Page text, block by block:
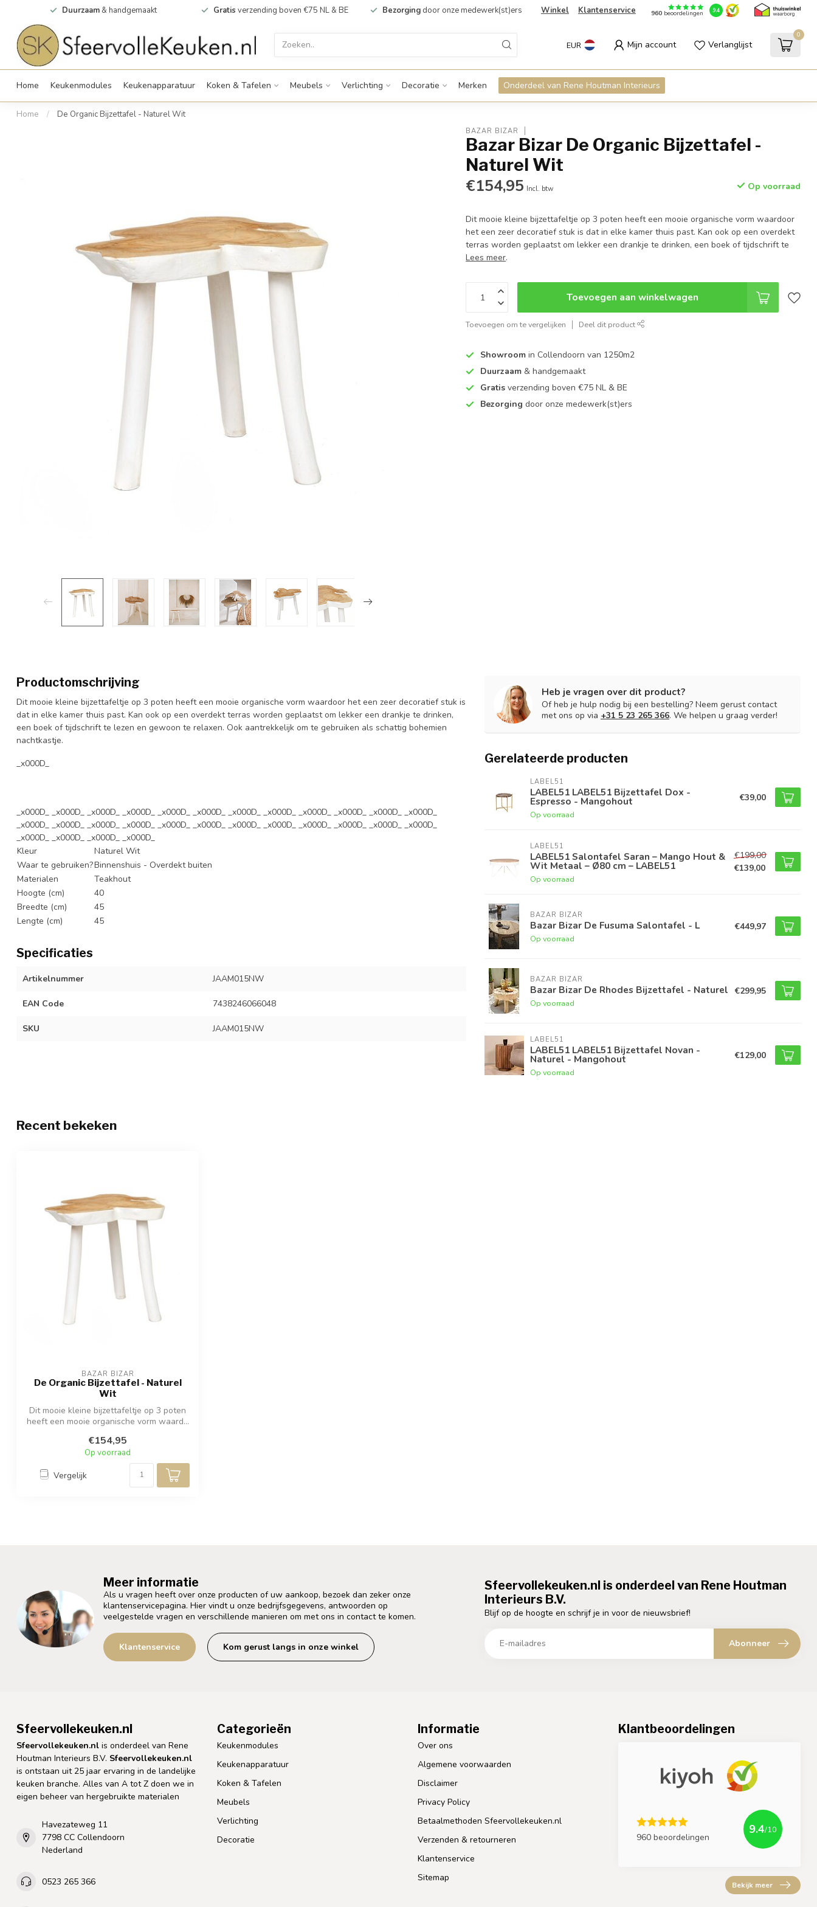
Duurzaam & handgemaakt Gratis verzending boven €75 NL & BE Bezorging door onze medewerk(st)ers Winkel Klantenservice 960beoordelingen 9.4
EUR Mijn account Verlanglijst
0
Home Keukenmodules Keukenapparatuur Koken & Tafelen Meubels Verlichting Decoratie Merken Onderdeel van Rene Houtman Interieurs
Home / De Organic Bijzettafel - Naturel Wit
BAZAR BIZAR
Bazar Bizar De Organic Bijzettafel -
Naturel Wit
€154,95 Incl. btw Op voorraad
Dit mooie kleine bijzettafeltje op 3 poten heeft een mooie organische vorm waardoor
het een zeer decoratief stuk is dat in elke kamer thuis past. Kan ook op een overdekt
terras worden geplaatst om lekker een drankje te drinken, een boek of tijdschrift te
Lees meer.
Toevoegen aan winkelwagen
Toevoegen om te vergelijken Deel dit product
Showroom in Collendoorn van 1250m2
Duurzaam & handgemaakt
Gratis verzending boven €75 NL & BE
Bezorging door onze medewerk(st)ers
Productomschrijving
Dit mooie kleine bijzettafeltje op 3 poten heeft een mooie organische vorm waardoor het een zeer decoratief stuk is
dat in elke kamer thuis past. Kan ook op een overdekt terras worden geplaatst om lekker een drankje te drinken,
een boek of tijdschrift te lezen en gewoon te relaxen. Ook aantrekkelijk om te gebruiken als schattig bohemien
nachtkastje.
_x000D_
_x000D_ _x000D_ _x000D_ _x000D_ _x000D_ _x000D_ _x000D_ _x000D_ _x000D_ _x000D_ _x000D_ _x000D_
_x000D_ _x000D_ _x000D_ _x000D_ _x000D_ _x000D_ _x000D_ _x000D_ _x000D_ _x000D_ _x000D_ _x000D_
_x000D_ _x000D_ _x000D_ _x000D_
Kleur
Naturel Wit
Waar te gebruiken?Binnenshuis - Overdekt buiten
Materialen
Teakhout
Hoogte (cm)
40
Breedte (cm)
45
Lengte (cm)
45
Specificaties
Artikelnummer JAAM015NW
EAN Code 7438246066048
SKU JAAM015NW
Heb je vragen over dit product?
Of heb je hulp nodig bij een bestelling? Neem gerust contact
met ons op via +31 5 23 265 366. We helpen u graag verder!
Gerelateerde producten
LABEL51
LABEL51 LABEL51 Bijzettafel Dox -
Espresso - Mangohout
Op voorraad
€39,00
LABEL51
LABEL51 Salontafel Saran – Mango Hout &
Wit Metaal – Ø80 cm – LABEL51
Op voorraad
€199,00
€139,00
BAZAR BIZAR
Bazar Bizar De Fusuma Salontafel - L
Op voorraad
€449,97
BAZAR BIZAR
Bazar Bizar De Rhodes Bijzettafel - Naturel
Op voorraad
€299,95
LABEL51
LABEL51 LABEL51 Bijzettafel Novan -
Naturel - Mangohout
Op voorraad
€129,00
Recent bekeken
BAZAR BIZAR
De Organic Bijzettafel - Naturel
Wit
Dit mooie kleine bijzettafeltje op 3 poten
heeft een mooie organische vorm waard...
€154,95
Op voorraad
Vergelijk
Meer informatie
Als u vragen heeft over onze producten of uw aankoop, bezoek dan zeker onze
klantenservicepagina. Hier vindt u onze bedrijfsgegevens, antwoorden op
veelgestelde vragen en verschillende manieren om met ons in contact te komen.
Klantenservice Kom gerust langs in onze winkel
Sfeervollekeuken.nl is onderdeel van Rene Houtman
Interieurs B.V.
Blijf op de hoogte en schrijf je in voor de nieuwsbrief!
Abonneer
Sfeervollekeuken.nl
Sfeervollekeuken.nl is onderdeel van Rene
Houtman Interieurs B.V. Sfeervollekeuken.nl
is ontstaan uit 25 jaar ervaring in de landelijke
keuken branche. Alles van A tot Z doen we in
eigen beheer van hergebruikte materialen
Havezateweg 11
7798 CC Collendoorn
Nederland
0523 265 366
Categorieën
Keukenmodules
Keukenapparatuur
Koken & Tafelen
Meubels
Verlichting
Decoratie
Informatie
Over ons
Algemene voorwaarden
Disclaimer
Privacy Policy
Betaalmethoden Sfeervollekeuken.nl
Verzenden & retourneren
Klantenservice
Sitemap
Klantbeoordelingen
960 beoordelingen
9.4/10
Bekijk meer